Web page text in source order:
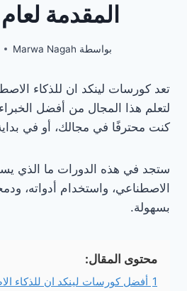
المقدمة لعام 2025
بواسطة Marwa Nagah
تعد كورسات لينكد ان للذكاء
لتعلم هذا المجال من أفضل
كنت محترفًا في مجالك، أو في
ستجد في هذه الدورات ما الذي
الاصطناعي، واستخدام أدواته،
بسهولة.
محتوى المقال:
1 أفضل كورسات لينكد ان للذكاء